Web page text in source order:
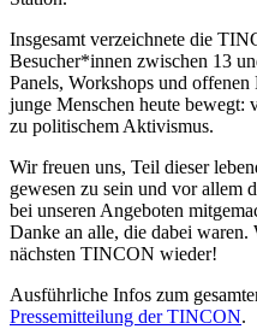
Insgesamt verzeichnete die
Besucher*innen zwischen 13
Panels, Workshops und
junge Menschen heute
zu politischem Aktivismus.
Wir freuen uns, Teil dieser
gewesen zu sein und vor allem
bei unseren Angeboten
Danke an alle, die dabei
nächsten TINCON wieder!
Ausführliche Infos zum
Pressemitteilung der TINCON.